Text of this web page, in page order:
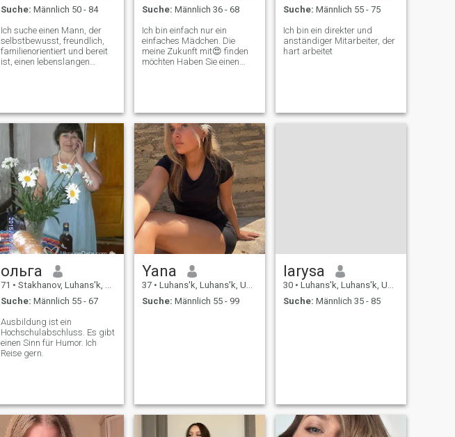
Suche: Männlich 50 - 84
Ich suche einen Mann, der
selbstbewusst, freundlich,
familienorientiert und bereit
ist, einen lebenslangen
Suche: Männlich 36 - 68
Ich bin einfach nur ein
einfaches Mädchen. Die
meine Zukunft mit😍 finden
möchten Haben Sie einen
Suche: Männlich 55 - 75
Ich bin ein direkter und
anständiger Mitarbeiter, der
hart arbeitet
ольга
71 • Stakhanov, Luhans'k, Ukraine
Suche: Männlich 55 - 67
Ausbildung ist ein
Hochschulabschluss. Es gibt
einen Sinn für Humor. Ich
Reise gern.
Yana
37 • Luhans'k, Luhans'k, Ukraine
Suche: Männlich 55 - 99
larysa
30 • Luhans'k, Luhans'k, Ukraine
Suche: Männlich 35 - 85